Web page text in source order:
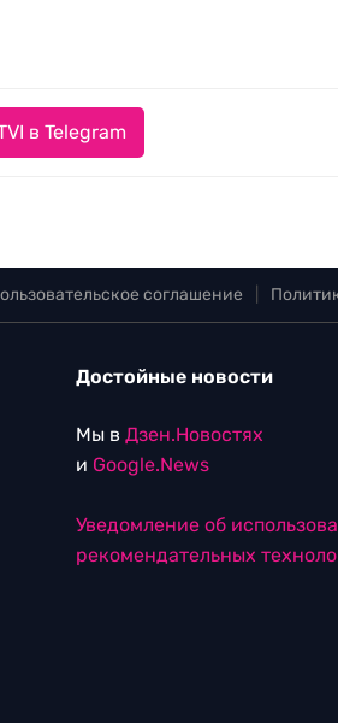
в Telegram
соглашение
Достойные новости
Мы в Дзен.Новостях
и Google.News
Уведомление об
рекомендательных